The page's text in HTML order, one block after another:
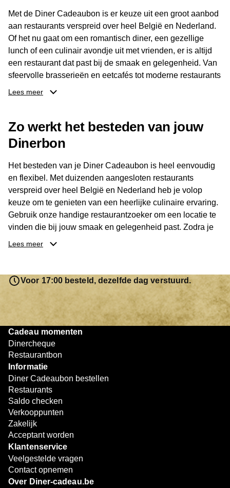
Met de Diner Cadeaubon is er keuze uit een groot aanbod
aan restaurants verspreid over heel België en Nederland.
Of het nu gaat om een romantisch diner, een gezellige
lunch of een culinair avondje uit met vrienden, er is altijd
een restaurant dat past bij de smaak en gelegenheid. Van
sfeervolle brasserieën en eetcafés tot moderne restaurants
en gastronomische locaties: er is voor ieder wat wils.
buurt, bijvoorbeeld in Brussel, Antwerpen, Gent of Brugge.
De ontvanger kiest zelf waar en wanneer er wordt genoten
van deze culinaire ervaring. Zo is de Diner Cadeaubon
niet alleen een diner, maar een bijzondere belevenis.
Lees meer
Zo werkt het besteden van jouw
Dinerbon
Het besteden van je Diner Cadeaubon is heel eenvoudig
en flexibel. Met duizenden aangesloten restaurants
verspreid over heel België en Nederland heb je volop
keuze om te genieten van een heerlijke culinaire ervaring.
Gebruik onze handige restaurantzoeker om een locatie te
vinden die bij jouw smaak en gelegenheid past. Zodra je
je keuze hebt gemaakt, kun je eenvoudig reserveren en na
resterende bedrag blijft gewoon op de bon staan en kan
later worden gebruikt. Zo geniet je keer op keer van
bijzondere eetmomenten.
Lees meer
Voor 17:00 besteld, dezelfde dag verstuurd.
Cadeau momenten
Dinercheque
Restaurantbon
Informatie
Diner Cadeaubon bestellen
Restaurants
Saldo checken
Verkooppunten
Zakelijk
Acceptant worden
Klantenservice
Veelgestelde vragen
Contact opnemen
Over Diner-cadeau.be